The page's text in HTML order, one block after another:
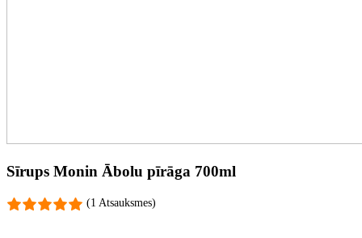
Sīrups Monin Ābolu pīrāga 700ml
(1 Atsauksmes)